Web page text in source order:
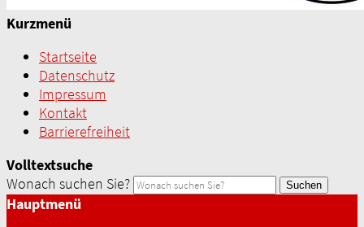
Kurzmenü
Startseite
Datenschutz
Impressum
Kontakt
Barrierefreiheit
Volltextsuche
Wonach suchen Sie?
Suchen
Hauptmenü